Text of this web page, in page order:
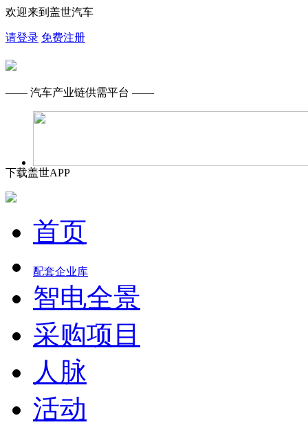
欢迎来到盖世汽车
请登录 免费注册
—— 汽车产业链供需平台 ——
下载盖世APP
首页
配套企业库
智电全景
采购项目
人脉
活动